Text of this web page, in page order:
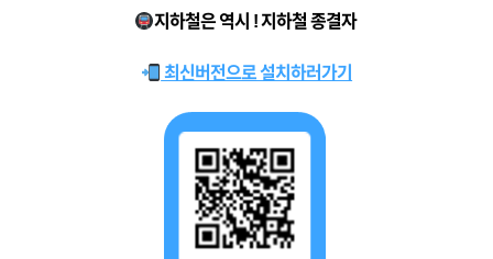
지하철은 역시 ! 지하철 종결자
최신버전으로 설치하러가기